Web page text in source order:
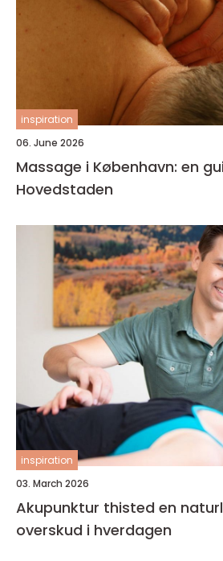
inspiration
06. June 2026
Massage i København: en
Hovedstaden
inspiration
03. March 2026
Akupunktur thisted en naturlig vej til mere
overskud i hverdagen